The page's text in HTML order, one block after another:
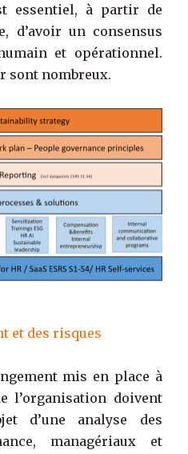
essentiel, à partir de
d’avoir un consensus
et opérationnel.
sont nombreux.
et des risques
mis en place à
l’organisation doivent
d’une analyse des
managériaux et